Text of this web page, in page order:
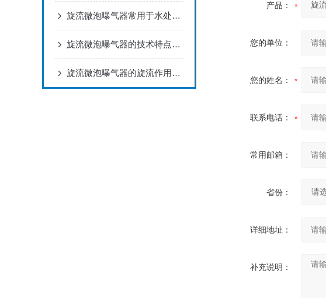
旋流微泡曝气器常用于水处理和废水处理过程中
旋流微泡曝气器的技术特点及优势
旋流微泡曝气器的旋流作用是什么？
产品：
您的单位：
您的姓名：
联系电话：
常用邮箱：
省份：
详细地址：
补充说明：